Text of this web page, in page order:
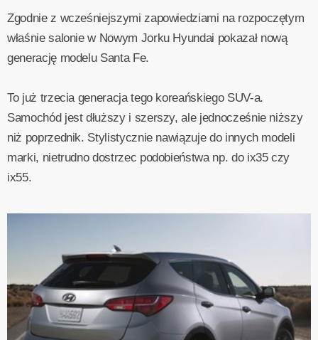
Zgodnie z wcześniejszymi zapowiedziami na rozpoczętym
właśnie salonie w Nowym Jorku Hyundai pokazał nową
generację modelu Santa Fe.
To już trzecia generacja tego koreańskiego SUV-a.
Samochód jest dłuższy i szerszy, ale jednocześnie niższy
niż poprzednik. Stylistycznie nawiązuje do innych modeli
marki, nietrudno dostrzec podobieństwa np. do ix35 czy
ix55.